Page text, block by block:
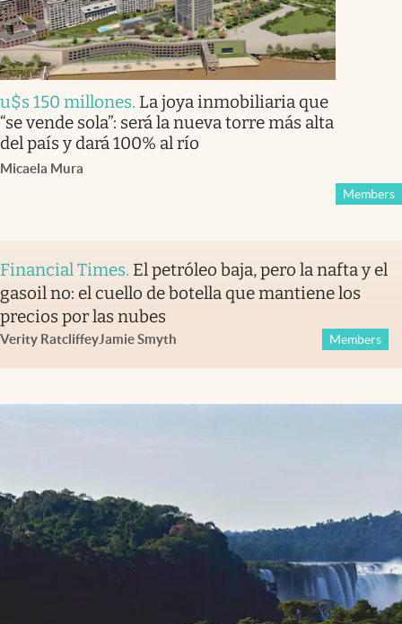
u$s 150 millones. La joya inmobiliaria que
“se vende sola”: será la nueva torre más alta
del país y dará 100% al río
Micaela Mura
Members
Financial Times. El petróleo baja, pero la nafta y el
gasoil no: el cuello de botella que mantiene los
precios por las nubes
Verity RatcliffeyJamie Smyth Members